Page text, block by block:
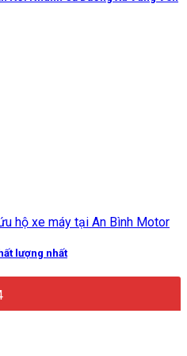
lượng nhất